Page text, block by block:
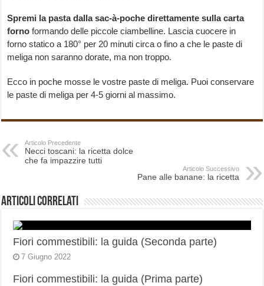
Spremi la pasta dalla sac-à-poche direttamente sulla carta
forno formando delle piccole ciambelline. Lascia cuocere in
forno statico a 180° per 20 minuti circa o fino a che le paste di
meliga non saranno dorate, ma non troppo.
Ecco in poche mosse le vostre paste di meliga. Puoi conservare
le paste di meliga per 4-5 giorni al massimo.
Articolo Precedente
Necci toscani: la ricetta dolce
che fa impazzire tutti
Articolo Successivo
Pane alle banane: la ricetta
Articoli correlati
Fiori commestibili: la guida (Seconda parte)
7 Giugno 2022
Fiori commestibili: la guida (Prima parte)